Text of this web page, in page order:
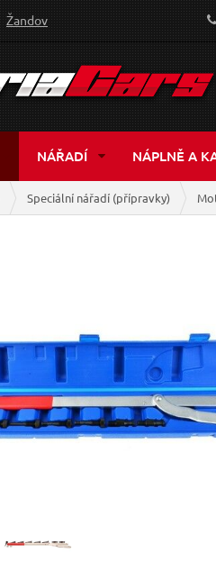
Žandov
NÁŘADÍ NÁPLNĚ A
Speciální nářadí (přípravky)